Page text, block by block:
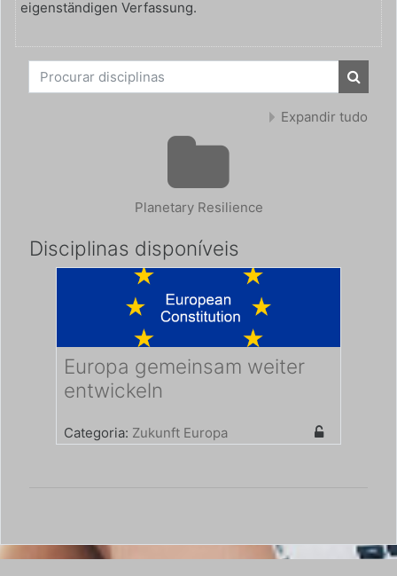
eigenständigen Verfassung.
Procurar disciplinas
Expandir tudo
Planetary Resilience
Disciplinas disponíveis
Europa gemeinsam weiter
entwickeln
Categoria: Zukunft Europa